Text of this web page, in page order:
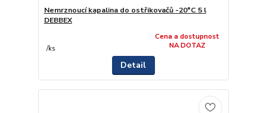
Nemrznoucí kapalina do ostřikovačů -20°C 5 l
DEBBEX
/ks
Cena a dostupnost
NA DOTAZ
Detail